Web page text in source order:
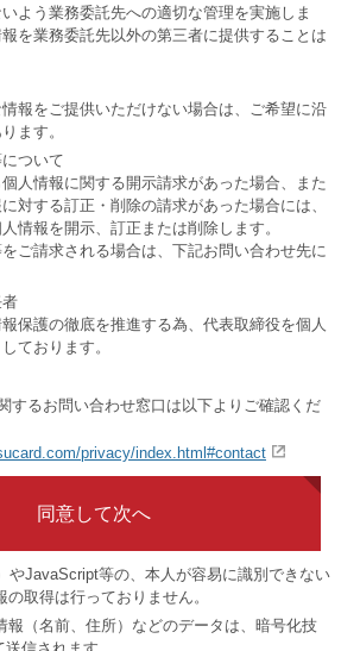
よう業務委託先への適切な管理を実施しま
を業務委託先以外の第三者に提供することは
報をご提供いただけない場合は、ご希望に沿
ます。
ついて
人情報に関する開示請求があった場合、また
対する訂正・削除の請求があった場合には、
情報を開示、訂正または削除します。
ご請求される場合は、下記お問い合わせ先に
保護の徹底を推進する為、代表取締役を個人
ております。
するお問い合わせ窓口は以下よりご確認くだ
privacy/index.html#contact
同意して次へ
やJavaScript等の、本人が容易に識別できない
取得は行っておりません。
報（名前、住所）などのデータは、暗号化技